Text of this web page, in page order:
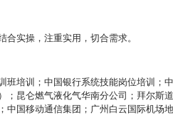
实操，注重实用，切合需求。
班培训；中国银行系统技能岗位培训；
；昆仑燃气液化气华南分公司；拜尔斯
中国移动通信集团；广州白云国际机场地